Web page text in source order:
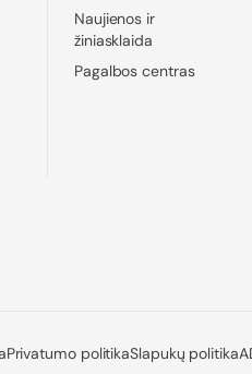
Naujienos ir
žiniasklaida
Pagalbos centras
Privatumo politikaSlapukų politika